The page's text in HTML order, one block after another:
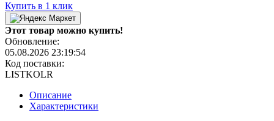
Купить в 1 клик
Этот товар можно купить!
Обновление:
05.08.2026 23:19:54
Код поставки:
LISTKOLR
Описание
Характеристики